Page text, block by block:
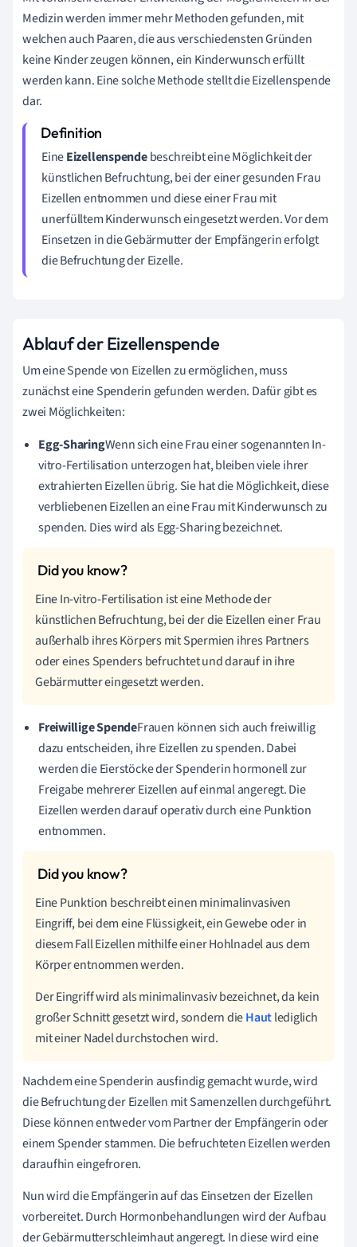
Medizin werden immer mehr Methoden gefunden, mit
welchen auch Paaren, die aus verschiedensten Gründen
keine Kinder zeugen können, ein Kinderwunsch erfüllt
werden kann. Eine solche Methode stellt die Eizellenspende
dar.
EineEizellenspendebeschreibt eine Möglichkeit der
künstlichen Befruchtung, bei der einer gesunden Frau
Eizellen entnommen und diese einer Frau mit
unerfülltem Kinderwunsch eingesetzt werden. Vor dem
Einsetzen in die Gebärmutter der Empfängerin erfolgt
die Befruchtung der Eizelle.
Ablauf der Eizellenspende
Um eine Spende von Eizellen zu ermöglichen, muss
zunächst eine Spenderin gefunden werden. Dafür gibt es
zwei Möglichkeiten:
Egg-SharingWenn sich eine Frau einer sogenannten In-
vitro-Fertilisation unterzogen hat, bleiben viele ihrer
extrahierten Eizellen übrig. Sie hat die Möglichkeit, diese
verbliebenen Eizellen an eine Frau mit Kinderwunsch zu
spenden. Dies wird als Egg-Sharing bezeichnet.
Eine In-vitro-Fertilisation ist eine Methode der
künstlichen Befruchtung, bei der die Eizellen einer Frau
außerhalb ihres Körpers mit Spermien ihres Partners
oder eines Spenders befruchtet und darauf in ihre
Gebärmutter eingesetzt werden.
Freiwillige SpendeFrauen können sich auch freiwillig
dazu entscheiden, ihre Eizellen zu spenden. Dabei
werden die Eierstöcke der Spenderin hormonell zur
Freigabe mehrerer Eizellen auf einmal angeregt. Die
Eizellen werden darauf operativ durch eine Punktion
entnommen.
Eine Punktion beschreibt einen minimalinvasiven
Eingriff, bei dem eine Flüssigkeit, ein Gewebe oder in
diesem Fall Eizellen mithilfe einer Hohlnadel aus dem
Körper entnommen werden.
Der Eingriff wird als minimalinvasiv bezeichnet, da kein
großer Schnitt gesetzt wird, sondern dieHautlediglich
mit einer Nadel durchstochen wird.
Nachdem eine Spenderin ausfindig gemacht wurde, wird
die Befruchtung der Eizellen mit Samenzellen durchgeführt.
Diese können entweder vom Partner der Empfängerin oder
einem Spender stammen. Die befruchteten Eizellen werden
daraufhin eingefroren.
Nun wird die Empfängerin auf das Einsetzen der Eizellen
vorbereitet. Durch Hormonbehandlungen wird der Aufbau
der Gebärmutterschleimhaut angeregt. In diese wird eine